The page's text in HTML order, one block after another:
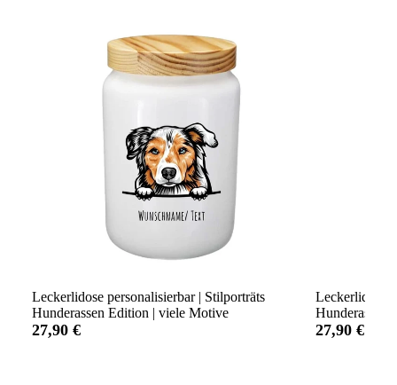
Leckerlidose personalisierbar | Stilporträts
Hunderassen Edition | viele Motive
27,90 €
Leckerlidose
Hunderassen
27,90 €